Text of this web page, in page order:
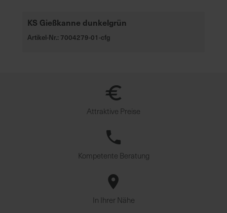
KS Gießkanne dunkelgrün
Artikel-Nr.: 7004279-01-cfg
Attraktive Preise
Kompetente Beratung
In Ihrer Nähe